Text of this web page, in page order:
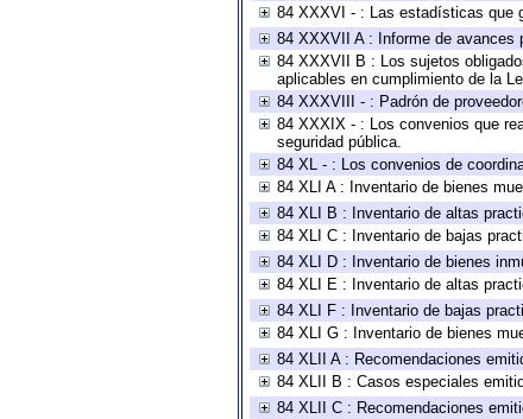
84 XXXVI - : Las estadísticas que
84 XXXVII A : Informe de avances
84 XXXVII B : Los sujetos
aplicables en cumplimiento de la
84 XXXVIII - : Padrón de
84 XXXIX - : Los convenios que
seguridad pública.
84 XL - : Los convenios de
84 XLI A : Inventario de bienes
84 XLI B : Inventario de altas
84 XLI C : Inventario de bajas
84 XLI D : Inventario de bienes
84 XLI E : Inventario de altas
84 XLI F : Inventario de bajas
84 XLI G : Inventario de bienes
84 XLII A : Recomendaciones
84 XLII B : Casos especiales
84 XLII C : Recomendaciones